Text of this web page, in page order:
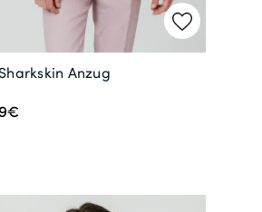
Anzug